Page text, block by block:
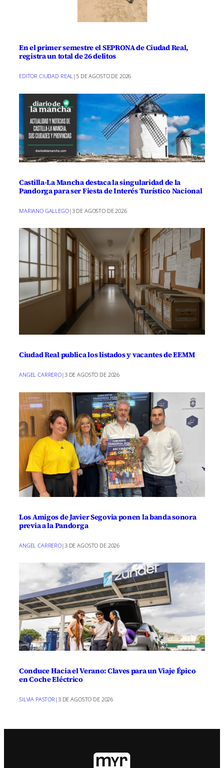
En el primer semestre el SEPRONA de Ciudad Real,
registra un total de 26 delitos
EDITOR CIUDAD REAL|5 DE AGOSTO DE 2026
Castilla-La Mancha destaca la singularidad de la
Pandorga para ser Fiesta de Interés Turístico Nacional
MARIANO GALLEGO|3 DE AGOSTO DE 2026
Ciudad Real publica los listados y vacantes de EEMM
ANGEL CARRERO|3 DE AGOSTO DE 2026
Los Amigos de Javier Segovia ponen la banda sonora
previa a la Pandorga
ANGEL CARRERO|3 DE AGOSTO DE 2026
Conduce Hacia el Verano: Claves para un Viaje Épico
en Coche Eléctrico
SILVIA PASTOR |3 DE AGOSTO DE 2026